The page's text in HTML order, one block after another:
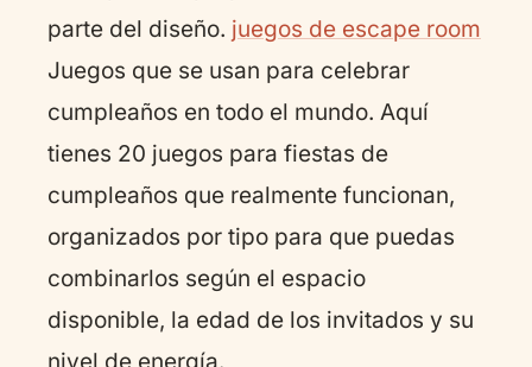
parte del diseño. juegos de escape room
Juegos que se usan para celebrar
cumpleaños en todo el mundo. Aquí
tienes 20 juegos para fiestas de
cumpleaños que realmente funcionan,
organizados por tipo para que puedas
combinarlos según el espacio
disponible, la edad de los invitados y su